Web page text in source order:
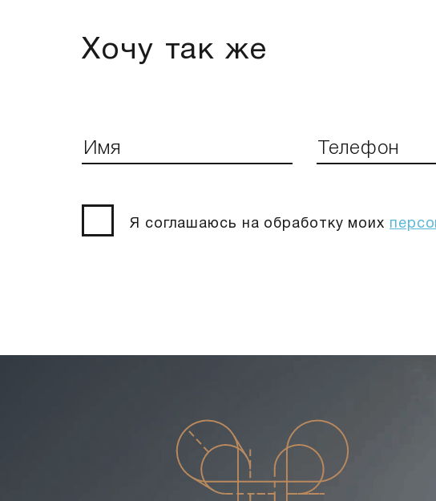
Хочу так же
Я соглашаюсь на обработку моих